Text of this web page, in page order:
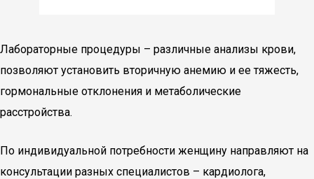
Лабораторные процедуры – различные анализы крови,
позволяют установить вторичную анемию и ее тяжесть,
гормональные отклонения и метаболические
расстройства.
По индивидуальной потребности женщину направляют на
консультации разных специалистов – кардиолога,